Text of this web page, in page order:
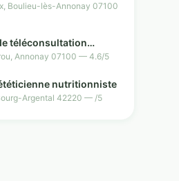
Boulieu-lès-Annonay 07100
téléconsultation
Annonay 07100 — 4.6/5
nutritionniste
Argental 42220 — /5